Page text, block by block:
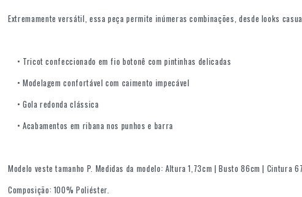
Extremamente versátil, essa peça permite inúmeras combinações, desde looks
• Tricot confeccionado em fio botonê com pintinhas delicadas
• Modelagem confortável com caimento impecável
• Gola redonda clássica
• Acabamentos em ribana nos punhos e barra
Modelo veste tamanho P. Medidas da modelo: Altura 1,73cm | Busto 86cm | Cintura
Composição: 100% Poliéster.